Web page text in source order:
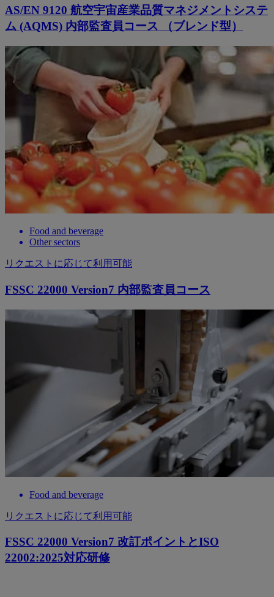
AS/EN 9120 航空宇宙産業品質マネジメントシステ
ム (AQMS) 内部監査員コース （ブレンド型）
Food and beverage
Other sectors
リクエストに応じて利用可能
FSSC 22000 Version7 内部監査員コース
Food and beverage
リクエストに応じて利用可能
FSSC 22000 Version7 改訂ポイントとISO
22002:2025対応研修